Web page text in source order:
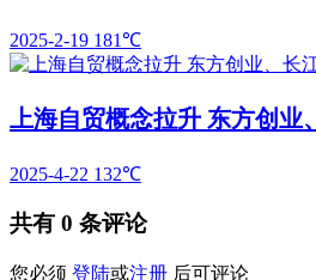
2025-2-19 181℃
上海自贸概念拉升 东方创业
2025-4-22 132℃
共有 0 条评论
您必须 登陆或注册 后可评论